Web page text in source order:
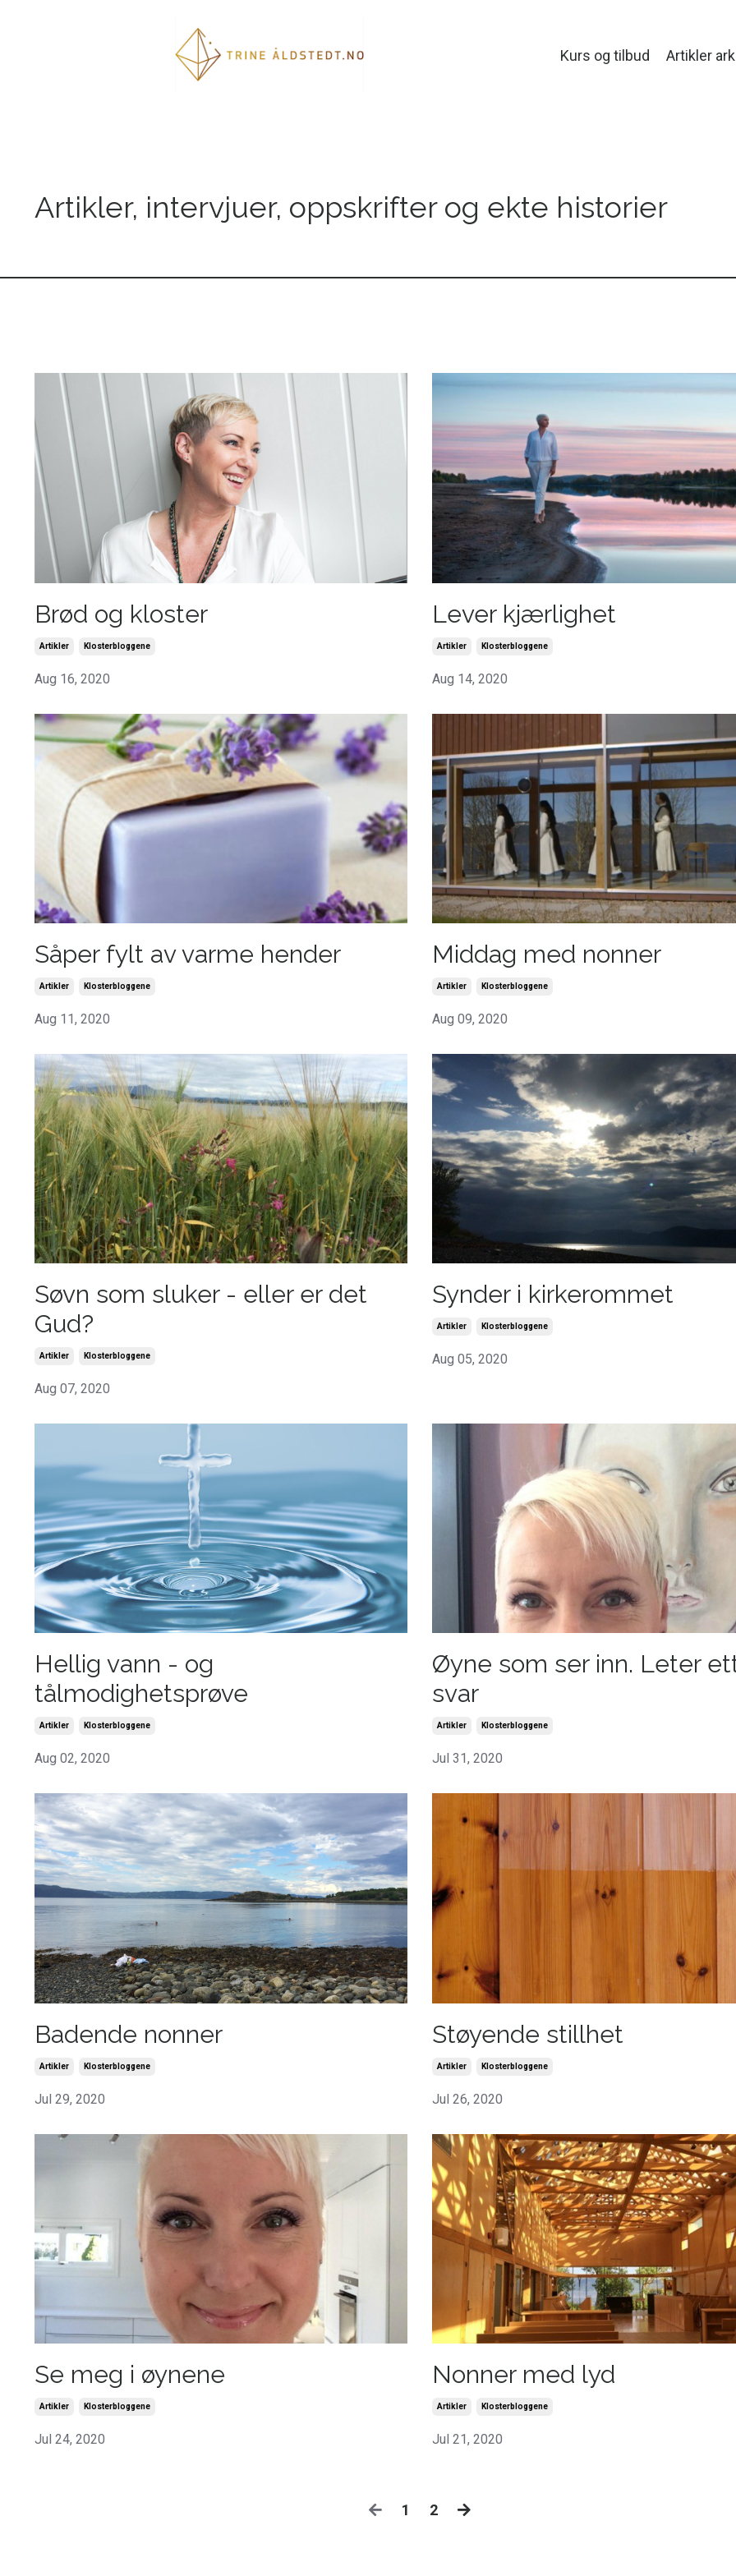
Kurs og tilbud Artikler
Artikler, intervjuer, oppskrifter og ekte historier
Brød og kloster
Artikler Klosterbloggene
Aug 16, 2020
Lever kjærlighet
Artikler Klosterbloggene
Aug 14, 2020
Såper fylt av varme hender
Artikler Klosterbloggene
Aug 11, 2020
Middag med nonner
Artikler Klosterbloggene
Aug 09, 2020
Søvn som sluker - eller er det
Gud?
Artikler Klosterbloggene
Aug 07, 2020
Synder i kirkerommet
Artikler Klosterbloggene
Aug 05, 2020
Hellig vann - og
tålmodighetsprøve
Artikler Klosterbloggene
Aug 02, 2020
Øyne som ser inn. Leter
svar
Artikler Klosterbloggene
Jul 31, 2020
Badende nonner
Artikler Klosterbloggene
Jul 29, 2020
Støyende stillhet
Artikler Klosterbloggene
Jul 26, 2020
Se meg i øynene
Artikler Klosterbloggene
Jul 24, 2020
Nonner med lyd
Artikler Klosterbloggene
Jul 21, 2020
1 2